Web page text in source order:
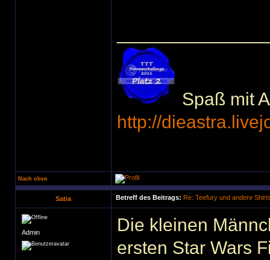
Spaß mit
http://
Nach oben
Satia Betreff des Beitrags: Re: Teefury und andere
Admin
Die kleinen
ersten Star Wars